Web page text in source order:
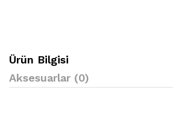
Ürün Bilgisi
Aksesuarlar (0)